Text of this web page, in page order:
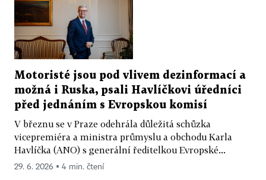
Motoristé jsou pod vlivem dezinformací a
možná i Ruska, psali Havlíčkovi úředníci
před jednáním s Evropskou komisí
V březnu se v Praze odehrála důležitá schůzka
vicepremiéra a ministra průmyslu a obchodu Karla
Havlíčka (ANO) s generální ředitelkou Evropské...
29. 6. 2026 ▪ 4 min. čtení